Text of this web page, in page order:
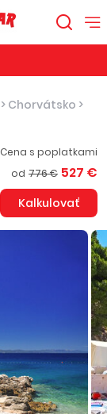
> Chorvátsko >
Cena s poplatkami
od 776 € 527 €
Kalkulovať